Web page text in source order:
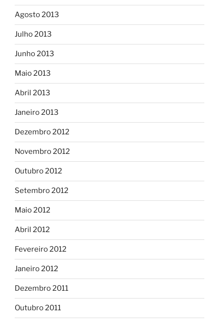
Agosto 2013
Julho 2013
Junho 2013
Maio 2013
Abril 2013
Janeiro 2013
Dezembro 2012
Novembro 2012
Outubro 2012
Setembro 2012
Maio 2012
Abril 2012
Fevereiro 2012
Janeiro 2012
Dezembro 2011
Outubro 2011